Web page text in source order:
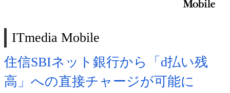
ITmedia Mobile
住信SBIネット銀行から「d払い残
高」への直接チャージが可能に